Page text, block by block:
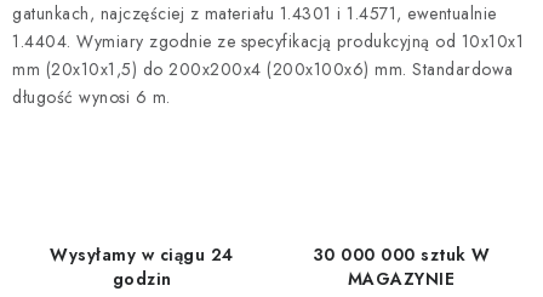
gatunkach, najczęściej z materiału 1.4301 i 1.4571, ewentualnie
1.4404. Wymiary zgodnie ze specyfikacją produkcyjną od 10x10x1
mm (20x10x1,5) do 200x200x4 (200x100x6) mm. Standardowa
długość wynosi 6 m.
Wysyłamy w ciągu 24
godzin
30 000 000 sztuk W
MAGAZYNIE